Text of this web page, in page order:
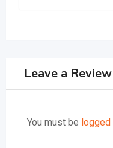
Leave a Review
You must be logged